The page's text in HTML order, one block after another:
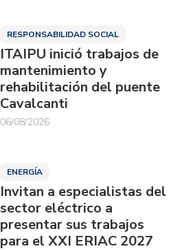
RESPONSABILIDAD SOCIAL
ITAIPU inició trabajos de
mantenimiento y
rehabilitación del puente
Cavalcanti
06/08/2026
ENERGÍA
Invitan a especialistas del
sector eléctrico a
presentar sus trabajos
para el XXI ERIAC 2027